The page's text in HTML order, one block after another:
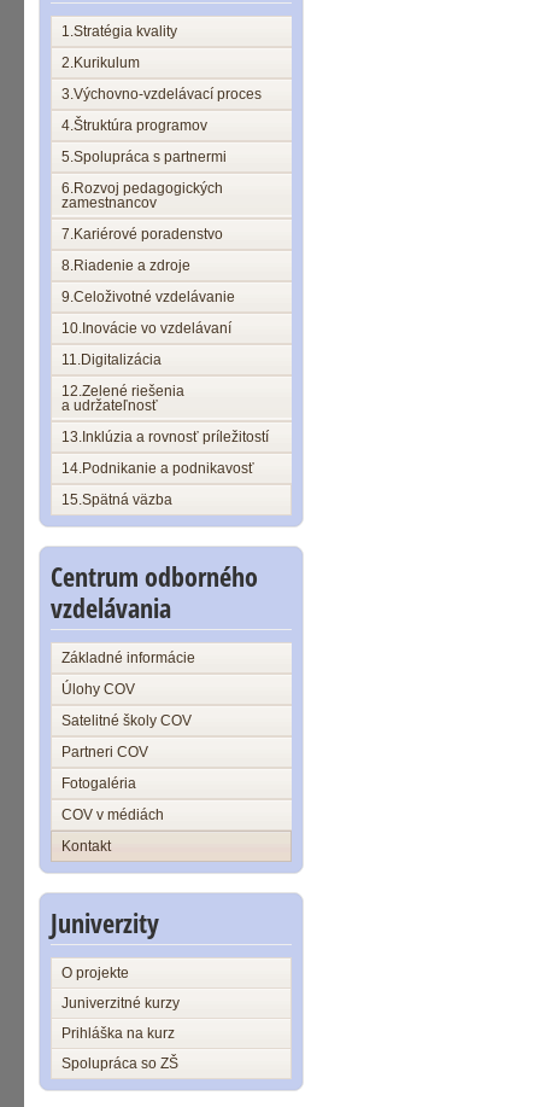
1.Stratégia kvality
2.Kurikulum
3.Výchovno-vzdelávací proces
4.Štruktúra programov
5.Spolupráca s partnermi
6.Rozvoj pedagogických
zamestnancov
7.Kariérové poradenstvo
8.Riadenie a zdroje
9.Celoživotné vzdelávanie
10.Inovácie vo vzdelávaní
11.Digitalizácia
12.Zelené riešenia
a udržateľnosť
13.Inklúzia a rovnosť príležitostí
14.Podnikanie a podnikavosť
15.Spätná väzba
Centrum odborného
vzdelávania
Základné informácie
Úlohy COV
Satelitné školy COV
Partneri COV
Fotogaléria
COV v médiách
Kontakt
Juniverzity
O projekte
Juniverzitné kurzy
Prihláška na kurz
Spolupráca so ZŠ